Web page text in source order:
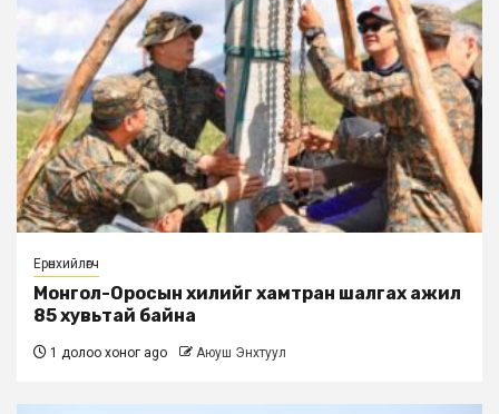
Ерөнхийлөгч
Монгол-Оросын хилийг хамтран шалгах ажил
85 хувьтай байна
1 долоо хоног ago Аюуш Энхтуул